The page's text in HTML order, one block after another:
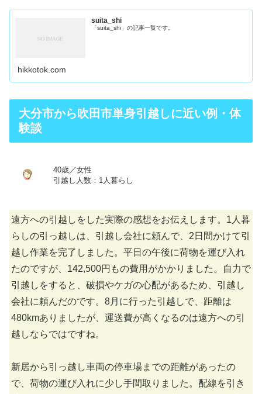
suita_shi
「suita_shi」の記事一覧です。
hikkotok.com
大分市から吹田市単身引越しに近い例・体
験談
40歳／女性
引越し人数：1人暮らし
遠方への引越しをした実際の感想をお伝えします。1人暮
らしの引っ越しは、引越し会社に頼んで、2日間かけて引
越し作業を完了しました。平日の午後に荷物を運び入れ
たのですが、142,500円もの費用がかかりました。自力で
引越しをすると、破損やケガの心配があるため、引越し
会社に頼んだのです。8月に行った引越しで、距離は
480kmありましたが、運送費が高くなるのは遠方への引
越しならではですね。
新居から引っ越し車両の停車場までの距離があったの
で、荷物の運び入れに少し手間取りました。配線を引き